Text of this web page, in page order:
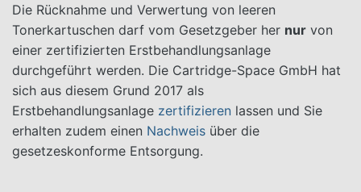
Die Rücknahme und Verwertung von leeren
Tonerkartuschen darf vom Gesetzgeber her nur von
einer zertifizierten Erstbehandlungsanlage
durchgeführt werden. Die Cartridge-Space GmbH hat
sich aus diesem Grund 2017 als
Erstbehandlungsanlage zertifizieren lassen und Sie
erhalten zudem einen Nachweis über die
gesetzeskonforme Entsorgung.